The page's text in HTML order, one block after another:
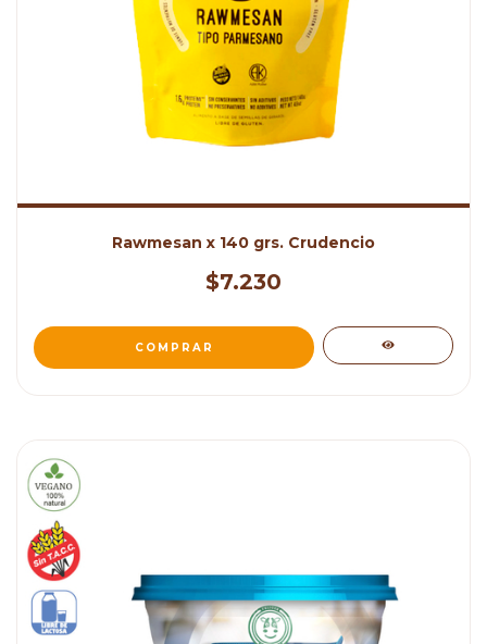
Rawmesan x 140 grs. Crudencio
$7.230